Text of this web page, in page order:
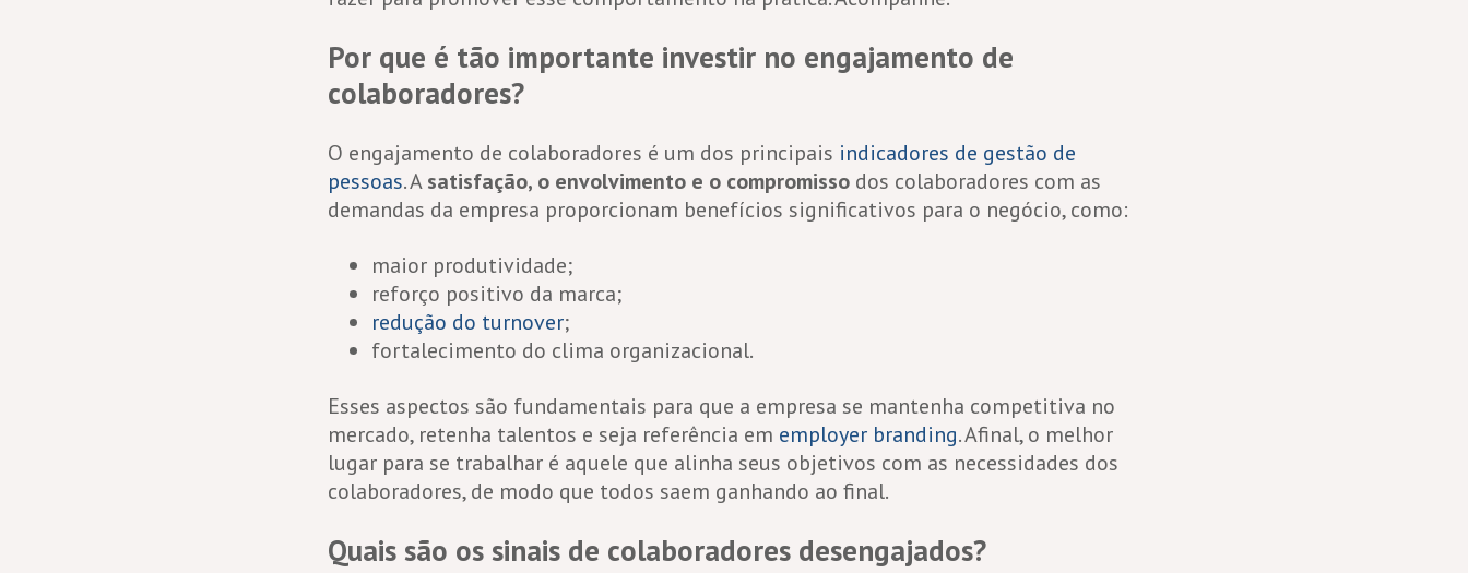
Por que é tão importante investir no engajamento de
colaboradores?
O engajamento de colaboradores é um dos principais indicadores de gestão de
pessoas. Asatisfação, o envolvimento e o compromisso dos colaboradores com as
demandas da empresa proporcionam benefícios significativos para o negócio, como:
maior produtividade;
reforço positivo da marca;
redução do turnover;
fortalecimento do clima organizacional.
Esses aspectos são fundamentais para que a empresa se mantenha competitiva no
mercado, retenha talentos e seja referência em employer branding. Afinal, o melhor
lugar para se trabalhar é aquele que alinha seus objetivos com as necessidades dos
colaboradores, de modo que todos saem ganhando ao final.
Quais são os sinais de colaboradores desengajados?